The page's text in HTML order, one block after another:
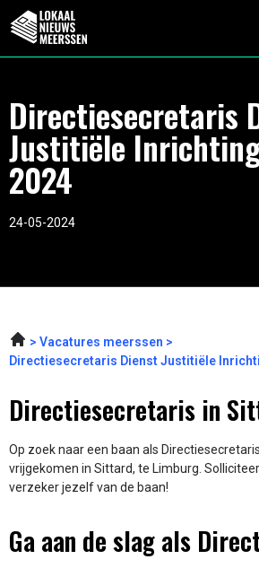
Directiesecretaris
Justitiële
2024
24-05-2024
Vacatures meerssen
Directiesecretaris Dienst Justitiële
Directiesecretaris in
Op zoek naar een baan als
vrijgekomen in Sittard, te Limburg.
verzeker jezelf van de baan!
Ga aan de slag als